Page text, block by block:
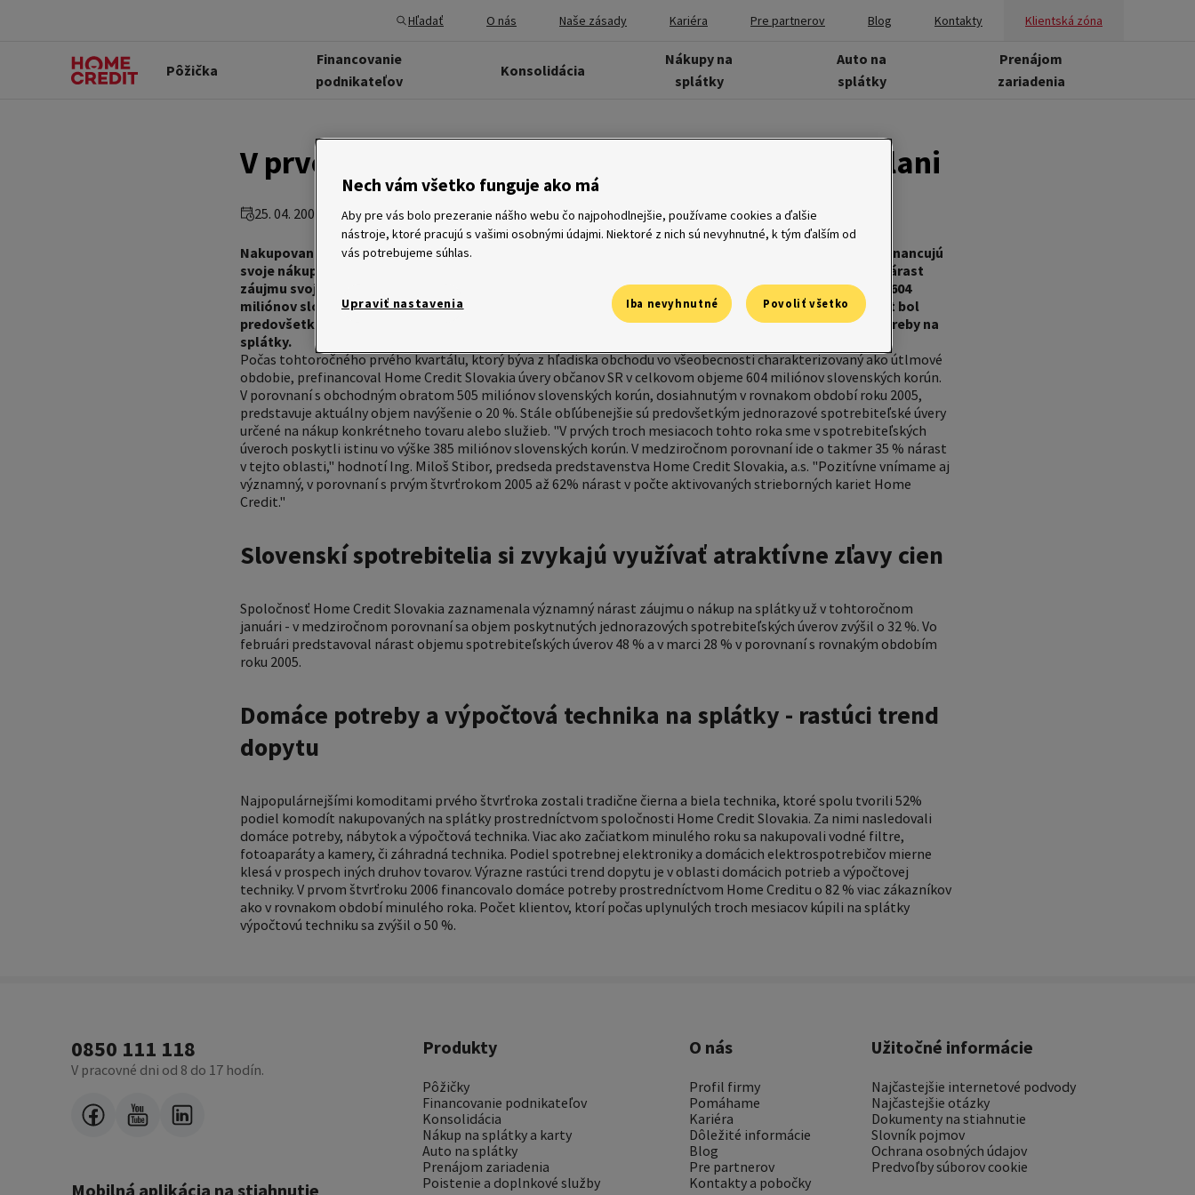
Hľadať O nás Naše zásady Kariéra Pre partnerov Blog Kontakty Klientská zóna
Pôžička
Financovanie
podnikateľov
Konsolidácia
Nákupy na
splátky
Auto na
splátky
Prenájom
zariadenia
V prvom štvrťroku na splátky o 20% viac ako vlani
25. 04. 2006
Nakupovanie na splátky nie je len sezónnou záležitosťou. Slovenskí spotrebitelia týmto spôsobom financujú
svoje nákupy v priebehu celého roka. V prvom štvrťroku potvrdila spoločnosť Home Credit Slovakia nárast
záujmu svojich klientov o splátkový predaj. Od začiatku roka k 31. marcu 2006 dosiahla celkový obrat 604
miliónov slovenských korún, teda o 20 % vyšší ako v rovnakom období minulého roku. Dynamický rast bol
predovšetkým v oblasti spotrebiteľských úverov. Významne, až o 82 % sa zvýšil záujem o domáce potreby na
splátky.
Počas tohtoročného prvého kvartálu, ktorý býva z hľadiska obchodu vo všeobecnosti charakterizovaný ako útlmové
obdobie, prefinancoval Home Credit Slovakia úvery občanov SR v celkovom objeme 604 miliónov slovenských korún.
V porovnaní s obchodným obratom 505 miliónov slovenských korún, dosiahnutým v rovnakom období roku 2005,
predstavuje aktuálny objem navýšenie o 20 %. Stále obľúbenejšie sú predovšetkým jednorazové spotrebiteľské úvery
určené na nákup konkrétneho tovaru alebo služieb. "V prvých troch mesiacoch tohto roka sme v spotrebiteľských
úveroch poskytli istinu vo výške 385 miliónov slovenských korún. V medziročnom porovnaní ide o takmer 35 % nárast
v tejto oblasti," hodnotí Ing. Miloš Stibor, predseda predstavenstva Home Credit Slovakia, a.s. "Pozitívne vnímame aj
významný, v porovnaní s prvým štvrťrokom 2005 až 62% nárast v počte aktivovaných strieborných kariet Home
Credit."
Slovenskí spotrebitelia si zvykajú využívať atraktívne zľavy cien
Spoločnosť Home Credit Slovakia zaznamenala významný nárast záujmu o nákup na splátky už v tohtoročnom
januári - v medziročnom porovnaní sa objem poskytnutých jednorazových spotrebiteľských úverov zvýšil o 32 %. Vo
februári predstavoval nárast objemu spotrebiteľských úverov 48 % a v marci 28 % v porovnaní s rovnakým obdobím
roku 2005.
Domáce potreby a výpočtová technika na splátky - rastúci trend
dopytu
Najpopulárnejšími komoditami prvého štvrťroka zostali tradične čierna a biela technika, ktoré spolu tvorili 52%
podiel komodít nakupovaných na splátky prostredníctvom spoločnosti Home Credit Slovakia. Za nimi nasledovali
domáce potreby, nábytok a výpočtová technika. Viac ako začiatkom minulého roku sa nakupovali vodné filtre,
fotoaparáty a kamery, či záhradná technika. Podiel spotrebnej elektroniky a domácich elektrospotrebičov mierne
klesá v prospech iných druhov tovarov. Výrazne rastúci trend dopytu je v oblasti domácich potrieb a výpočtovej
techniky. V prvom štvrťroku 2006 financovalo domáce potreby prostredníctvom Home Creditu o 82 % viac zákazníkov
ako v rovnakom období minulého roka. Počet klientov, ktorí počas uplynulých troch mesiacov kúpili na splátky
výpočtovú techniku sa zvýšil o 50 %.
0850 111 118
V pracovné dni od 8 do 17 hodín.
Mobilná aplikácia na stiahnutie
Produkty
Pôžičky
Financovanie podnikateľov
Konsolidácia
Nákup na splátky a karty
Auto na splátky
Prenájom zariadenia
Poistenie a doplnkové služby
O nás
Profil firmy
Pomáhame
Kariéra
Dôležité informácie
Blog
Pre partnerov
Kontakty a pobočky
Užitočné informácie
Najčastejšie internetové podvody
Najčastejšie otázky
Dokumenty na stiahnutie
Slovník pojmov
Ochrana osobných údajov
Predvoľby súborov cookie
Nech vám všetko funguje ako má
Aby pre vás bolo prezeranie nášho webu čo najpohodlnejšie, používame cookies a ďalšie
nástroje, ktoré pracujú s vašimi osobnými údajmi. Niektoré z nich sú nevyhnutné, k tým ďalším od
vás potrebujeme súhlas.
Upraviť nastavenia Iba nevyhnutné Povoliť všetko